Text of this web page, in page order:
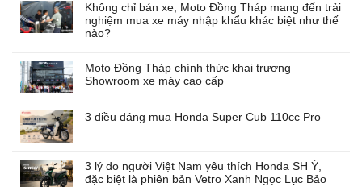
Không chỉ bán xe, Moto Đồng Tháp mang đến trải
nghiệm mua xe máy nhập khẩu khác biệt như thế
nào?
Moto Đồng Tháp chính thức khai trương
Showroom xe máy cao cấp
3 điều đáng mua Honda Super Cub 110cc Pro
3 lý do người Việt Nam yêu thích Honda SH Ý,
đặc biệt là phiên bản Vetro Xanh Ngọc Lục Bảo